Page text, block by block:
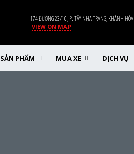
174 ĐƯỜNG 23/10, P. TÂY NHA TRANG, KHÁNH HÒA
VIEW ON MAP
SẢN PHẨM MUA XE DỊCH VỤ